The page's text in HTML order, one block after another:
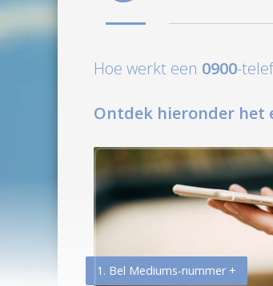
Hoe werkt een 0900-
Ontdek hieronder het
1. Bel Mediums-nummer +